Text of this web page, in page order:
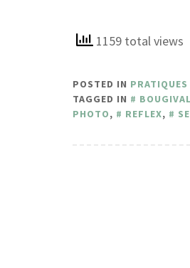
1159 total views
POSTED IN
TAGGED IN
BOUGIVAL
PHOTO, REFLEX,